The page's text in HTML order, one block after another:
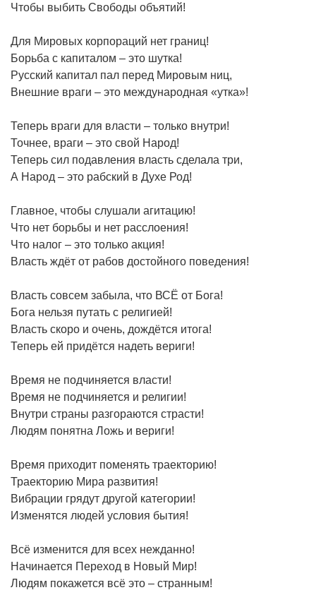
Чтобы выбить Свободы объятий!
Для Мировых корпораций нет границ!
Борьба с капиталом – это шутка!
Русский капитал пал перед Мировым ниц,
Внешние враги – это международная «утка»!
Теперь враги для власти – только внутри!
Точнее, враги – это свой Народ!
Теперь сил подавления власть сделала три,
А Народ – это рабский в Духе Род!
Главное, чтобы слушали агитацию!
Что нет борьбы и нет расслоения!
Что налог – это только акция!
Власть ждёт от рабов достойного поведения!
Власть совсем забыла, что ВСЁ от Бога!
Бога нельзя путать с религией!
Власть скоро и очень, дождётся итога!
Теперь ей придётся надеть вериги!
Время не подчиняется власти!
Время не подчиняется и религии!
Внутри страны разгораются страсти!
Людям понятна Ложь и вериги!
Время приходит поменять траекторию!
Траекторию Мира развития!
Вибрации грядут другой категории!
Изменятся людей условия бытия!
Всё изменится для всех нежданно!
Начинается Переход в Новый Мир!
Людям покажется всё это – странным!